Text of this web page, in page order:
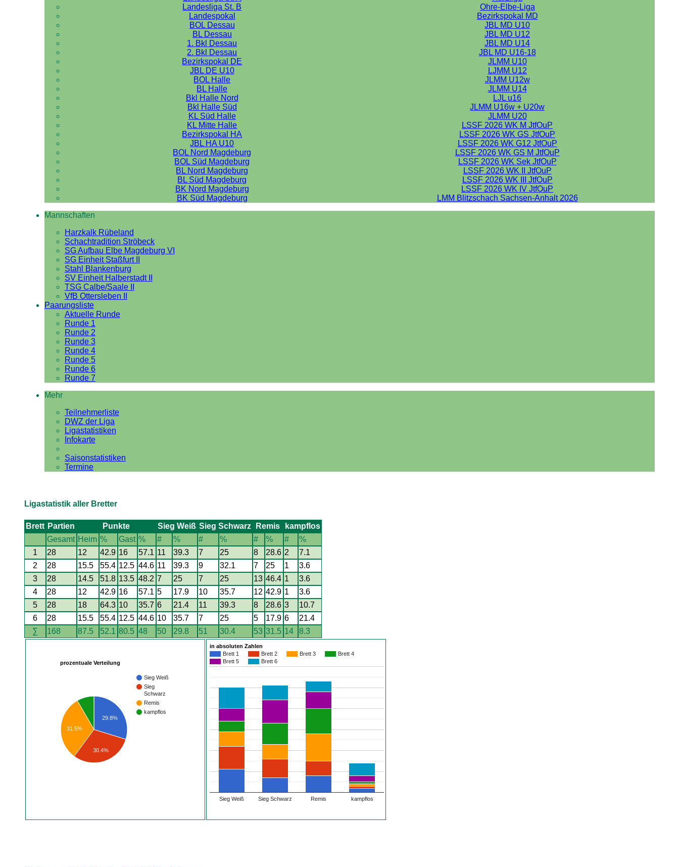
Landesliga St. B
Ohre-Elbe-Liga
Landespokal
Bezirkspokal MD
BOL Dessau
JBL MD U10
BL Dessau
JBL MD U12
1. Bkl Dessau
JBL MD U14
2. Bkl Dessau
JBL MD U16-18
Bezirkspokal DE
JLMM U10
JBL DE U10
LJMM U12
BOL Halle
JLMM U12w
BL Halle
JLMM U14
Bkl Halle Nord
LJL u16
Bkl Halle Süd
JLMM U16w + U20w
KL Süd Halle
JLMM U20
KL Mitte Halle
LSSF 2026 WK M JtfOuP
Bezirkspokal HA
LSSF 2026 WK GS JtfOuP
JBL HA U10
LSSF 2026 WK G12 JtfOuP
BOL Nord Magdeburg
LSSF 2026 WK GS M JtfOuP
BOL Süd Magdeburg
LSSF 2026 WK Sek JtfOuP
BL Nord Magdeburg
LSSF 2026 WK II JtfOuP
BL Süd Magdeburg
LSSF 2026 WK III JtfOuP
BK Nord Magdeburg
LSSF 2026 WK IV JtfOuP
BK Süd Magdeburg
LMM Blitzschach Sachsen-Anhalt 2026
Mannschaften
Harzkalk Rübeland
Schachtradition Ströbeck
SG Aufbau Elbe Magdeburg VI
SG Einheit Staßfurt II
Stahl Blankenburg
SV Einheit Halberstadt II
TSG Calbe/Saale II
VfB Ottersleben II
Paarungsliste
Aktuelle Runde
Runde 1
Runde 2
Runde 3
Runde 4
Runde 5
Runde 6
Runde 7
Mehr
Teilnehmerliste
DWZ der Liga
Ligastatistiken
Infokarte
Saisonstatistiken
Termine
Ligastatistik aller Bretter
Brett Partien Punkte Sieg Weiß Sieg Schwarz Remis
kampflos
Gesamt Heim % Gast % # % # % # % #
%
1
28 12 42.9 16 57.1 11 39.3 7 25 8 28.6 2
7.1
2
28 15.5 55.4 12.5 44.6 11 39.3 9 32.1 7 25 1
3.6
3
28 14.5 51.8 13.5 48.2 7 25 7 25 13 46.4 1
3.6
4
28 12 42.9 16 57.1 5 17.9 10 35.7 12 42.9 1
3.6
5
28 18 64.3 10 35.7 6 21.4 11 39.3 8 28.6 3
10.7
6
28 15.5 55.4 12.5 44.6 10 35.7 7 25 5 17.9 6
21.4
∑
168 87.5 52.1 80.5 48 50 29.8 51 30.4 53 31.5 14 8.3
prozentuale Verteilung
Sieg Weiß
Sieg
Schwarz
Remis
kampflos
29.8%
31.5%
30.4%
in absoluten Zahlen
Brett 1
Brett 2 Brett 3
Brett 4
Brett 5
Brett 6
Sieg Weiß Sieg Schwarz Remis kampflos